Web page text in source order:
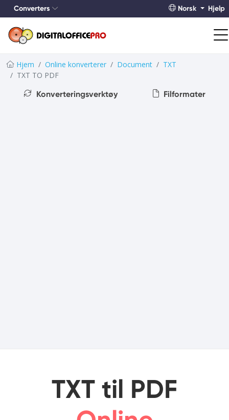
Converters Norsk Hjelp
Hjem Online konverterer Document
TXT
TXT TO PDF
Konverteringsverktøy
Filformater
TXT til PDF